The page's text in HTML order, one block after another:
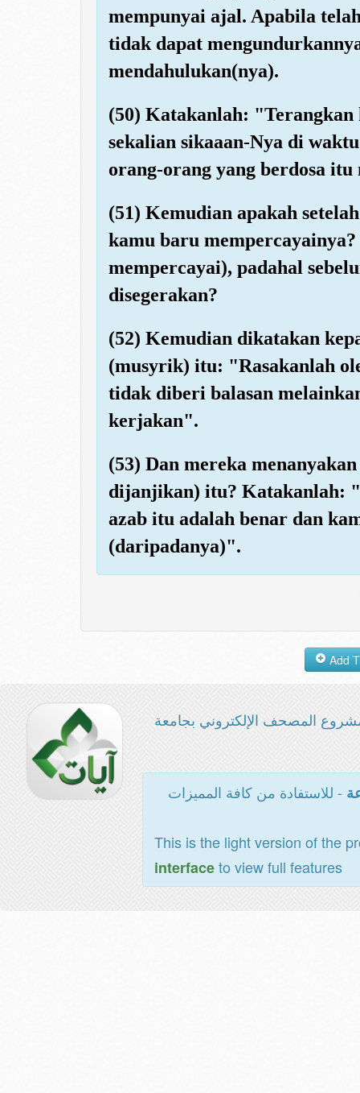
mempunyai ajal. Apabila
tidak dapat
mendahulukan(nya).
(50) Katakanlah: "Terangkan
sekalian sikaaan-Nya di
orang-orang yang berdosa
(51) Kemudian apakah
kamu baru
mempercayai), padahal
disegerakan?
(52) Kemudian dikatakan
(musyrik) itu: "Rasakanlah
tidak diberi balasan
kerjakan".
(53) Dan mereka
dijanjikan) itu? Katakanlah:
azab itu adalah benar dan
(daripadanya)".
المصحف الإلكتروني بجامعة
- للاستفادة من كافة المميزات
This is the light version of the
interfaceto view full features